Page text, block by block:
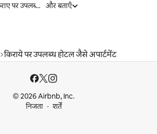
पालतू जीवों के लिए किराए पर उपलब्ध लिस्टिंग और बताएँ
किराये पर उपलब्ध होटल जैसे अपार्टमेंट
© 2026 Airbnb, Inc.
निजता
शर्तें